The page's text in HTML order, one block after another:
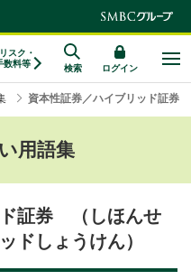
リスク・
数料等
検索 ログイン
資本性証券／ハイブリッド証券
用語集
証券 （しほんせ
ドしょうけん）